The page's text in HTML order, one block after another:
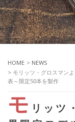
HOME > NEWS
> モリッツ・グロスマン
表～限定50本を製作
モ リッツ